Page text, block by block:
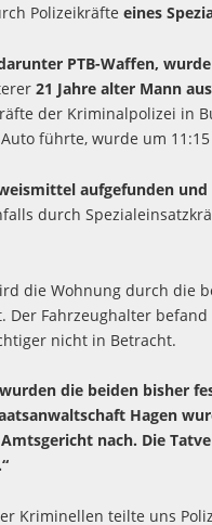
Polizeikräfte eines
PTB-Waffen,
21 Jahre alter Mann
der Kriminalpolizei in
führte, wurde um
aufgefunden
durch
die Wohnung durch die
Der Fahrzeughalter
nicht in Betracht.
die beiden bisher
Hagen
nach. Die
Kriminellen teilte uns